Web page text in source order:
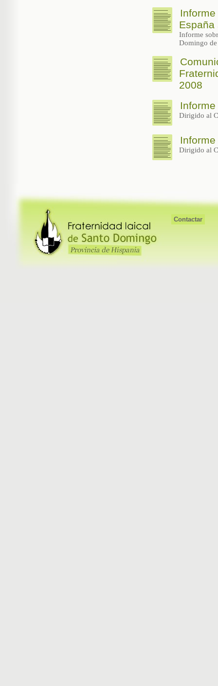
España
Informe
Domingo
2008
Dirigido al
Dirigido al
Contactar